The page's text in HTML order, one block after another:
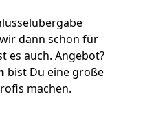
dann schon für
es auch. Angebot?
bist Du eine große
machen.